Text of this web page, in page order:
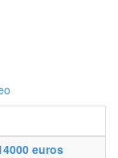
euros